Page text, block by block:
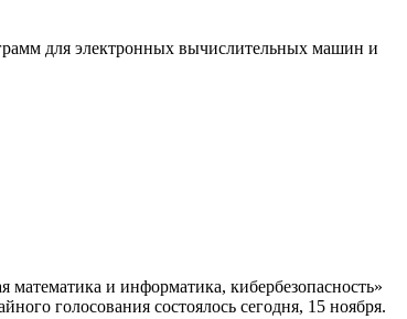
для электронных вычислительных машин и
и информатика, кибербезопасность»
голосования состоялось сегодня, 15 ноября.